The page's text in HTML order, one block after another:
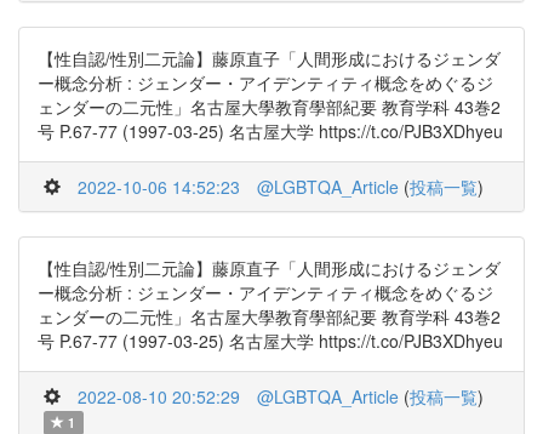
【性自認/性別二元論】藤原直子「人間形成におけるジェンダ
ー概念分析 : ジェンダー・アイデンティティ概念をめぐるジ
ェンダーの二元性」名古屋大學教育學部紀要 教育学科 43巻2
号 P.67-77 (1997-03-25) 名古屋大学 https://t.co/PJB3XDhyeu
2022-10-06 14:52:23 @LGBTQA_Article (投稿一覧)
【性自認/性別二元論】藤原直子「人間形成におけるジェンダ
ー概念分析 : ジェンダー・アイデンティティ概念をめぐるジ
ェンダーの二元性」名古屋大學教育學部紀要 教育学科 43巻2
号 P.67-77 (1997-03-25) 名古屋大学 https://t.co/PJB3XDhyeu
2022-08-10 20:52:29 @LGBTQA_Article (投稿一覧)
1